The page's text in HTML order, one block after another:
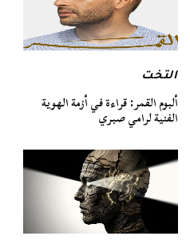
التخت
ألبوم القمر: قراءة في أزمة الهوية
الفنية لرامي صبري